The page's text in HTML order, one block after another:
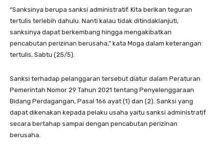
“Sanksinya berupa sanksi administratif. Kita berikan teguran
tertulis terlebih dahulu. Nanti kalau tidak ditindaklanjuti,
sanksinya dapat berkembang hingga mengakibatkan
pencabutan perizinan berusaha,” kata Moga dalam keterangan
tertulis, Sabtu (25/5).
Sanksi terhadap pelanggaran tersebut diatur dalam Peraturan
Pemerintah Nomor 29 Tahun 2021 tentang Penyelenggaraan
Bidang Perdagangan, Pasal 166 ayat (1) dan (2). Sanksi yang
dapat dikenakan kepada pelaku usaha yaitu sanksi administratif
secara bertahap sampai dengan pencabutan perizinan
berusaha.